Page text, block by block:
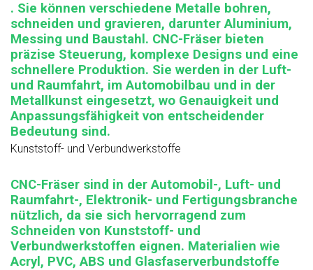
. Sie können verschiedene Metalle bohren,
schneiden und gravieren, darunter Aluminium,
Messing und Baustahl. CNC-Fräser bieten
präzise Steuerung, komplexe Designs und eine
schnellere Produktion. Sie werden in der Luft-
und Raumfahrt, im Automobilbau und in der
Metallkunst eingesetzt, wo Genauigkeit und
Anpassungsfähigkeit von entscheidender
Bedeutung sind.
Kunststoff- und Verbundwerkstoffe
CNC-Fräser sind in der Automobil-, Luft- und
Raumfahrt-, Elektronik- und Fertigungsbranche
nützlich, da sie sich hervorragend zum
Schneiden von Kunststoff- und
Verbundwerkstoffen eignen. Materialien wie
Acryl, PVC, ABS und Glasfaserverbundstoffe